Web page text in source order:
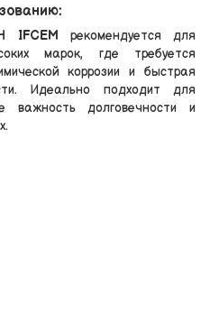
IFCEM рекомендуется для
марок, где требуется
коррозии и быстрая
Идеально подходит для
важность долговечности и